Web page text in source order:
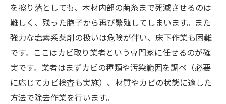
を擦り落としても、木材内部の菌糸まで死滅させるのは
難しく、残った胞子から再び繁殖してしまいます。また
強力な塩素系薬剤の扱いは危険が伴い、床下作業も困難
です。ここはカビ取り業者という専門家に任せるのが確
実です。業者はまずカビの種類や汚染範囲を調べ（必要
に応じてカビ検査も実施）、材質やカビの状態に適した
方法で除去作業を行います。